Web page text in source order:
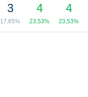
3
17,65%
4
23,53%
4
23,53%